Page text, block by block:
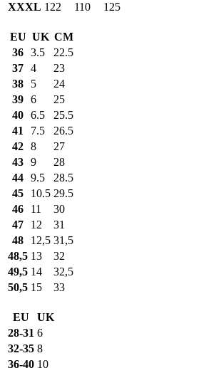
XXXL 122 110 125
EU UK CM
36 3.5
22.5
37 4
23
38
5
24
39 6
25
40 6.5
25.5
41
7.5
26.5
42 8
27
43 9
28
44 9.5
28.5
45
10.5 29.5
46
11
30
47
12
31
48
12,5 31,5
48,5 13
32
49,5 14
32,5
50,5 15 33
EU
UK
28-31 6
32-35 8
36-40 10